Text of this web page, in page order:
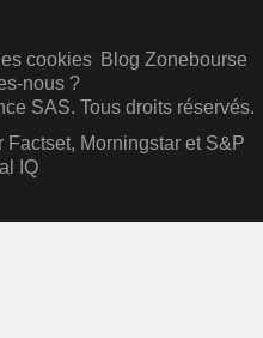
cookies Blog Zonebourse
nous ?
SAS. Tous droits réservés.
Factset, Morningstar et S&P
IQ